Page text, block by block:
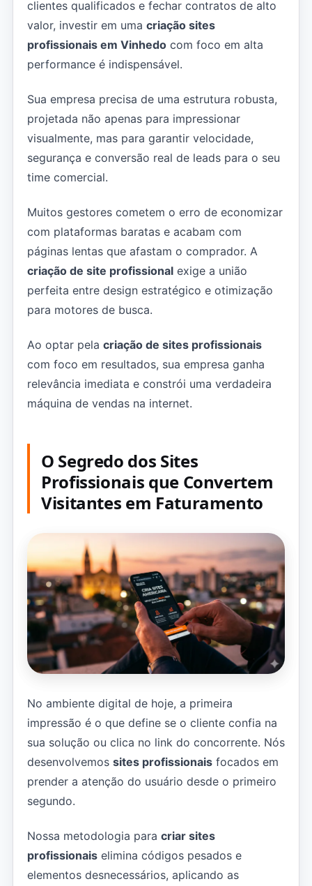
clientes qualificados e fechar contratos de alto
valor, investir em uma criação sites
profissionais em Vinhedo com foco em alta
performance é indispensável.
Sua empresa precisa de uma estrutura robusta,
projetada não apenas para impressionar
visualmente, mas para garantir velocidade,
segurança e conversão real de leads para o seu
time comercial.
Muitos gestores cometem o erro de economizar
com plataformas baratas e acabam com
páginas lentas que afastam o comprador. A
criação de site profissional exige a união
perfeita entre design estratégico e otimização
para motores de busca.
Ao optar pela criação de sites profissionais
com foco em resultados, sua empresa ganha
relevância imediata e constrói uma verdadeira
máquina de vendas na internet.
O Segredo dos Sites
Profissionais que Convertem
Visitantes em Faturamento
No ambiente digital de hoje, a primeira
impressão é o que define se o cliente confia na
sua solução ou clica no link do concorrente. Nós
desenvolvemos sites profissionais focados em
prender a atenção do usuário desde o primeiro
segundo.
Nossa metodologia para criar sites
profissionais elimina códigos pesados e
elementos desnecessários, aplicando as